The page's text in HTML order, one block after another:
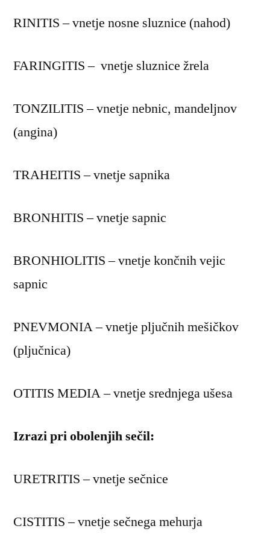
RINITIS – vnetje nosne sluznice (nahod)
FARINGITIS – vnetje sluznice žrela
TONZILITIS – vnetje nebnic, mandeljnov
(angina)
TRAHEITIS – vnetje sapnika
BRONHITIS – vnetje sapnic
BRONHIOLITIS – vnetje končnih vejic
sapnic
PNEVMONIA – vnetje pljučnih mešičkov
(pljučnica)
OTITIS MEDIA – vnetje srednjega ušesa
Izrazi pri obolenjih sečil:
URETRITIS – vnetje sečnice
CISTITIS – vnetje sečnega mehurja